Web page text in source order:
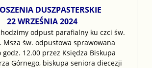
DUSZPASTERSKIE
22 WRZEŚNIA 2024
odpust parafialny ku czci św.
Msza św. odpustowa sprawowana
godz. 12.00 przez Księdza Biskupa
Górnego, biskupa seniora diecezji